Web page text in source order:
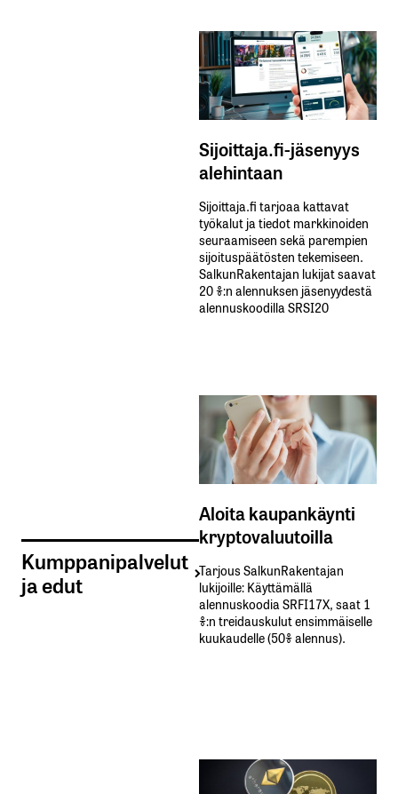
Kumppanipalvelut
ja edut
Sijoittaja.fi-jäsenyys
alehintaan
Sijoittaja.fi tarjoaa kattavat
työkalut ja tiedot markkinoiden
seuraamiseen sekä parempien
sijoituspäätösten tekemiseen.
SalkunRakentajan lukijat saavat
20 %:n alennuksen jäsenyydestä
alennuskoodilla SRSI20
Aloita kaupankäynti
kryptovaluutoilla
Tarjous SalkunRakentajan
lukijoille: Käyttämällä​ ​
alennuskoodia​ ​SRFI17X,​ ​saat​ ​1
%:n treidauskulut​ ​ensimmäiselle​ ​
kuukaudelle​ ​(50%​ ​alennus).